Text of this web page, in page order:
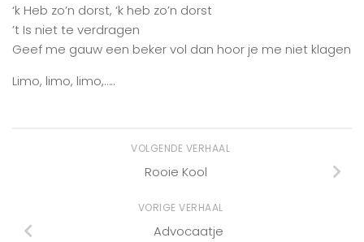
‘k Heb zo’n dorst, ‘k heb zo’n dorst
’t Is niet te verdragen
Geef me gauw een beker vol dan hoor je me niet klagen
Limo, limo, limo,…..
VOLGENDE VERHAAL
Rooie Kool
VORIGE VERHAAL
Advocaatje